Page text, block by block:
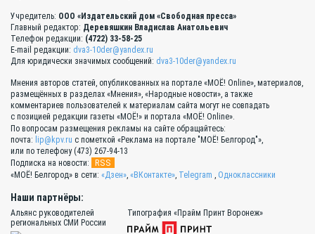
Учредитель: ООО «Издательский дом «Свободная пресса»
Главный редактор: Деревяшкин Владислав Анатольевич
Телефон редакции: (4722) 33-58-25
E-mail редакции: dva3-10der@yandex.ru
Для юридически значимых сообщений: dva3-10der@yandex.ru
Мнения авторов статей, опубликованных на портале «МОЁ! Online», материалов,
размещённых в разделах «Мнения», «Народные новости», а также
комментариев пользователей к материалам сайта могут не совпадать
с позицией редакции газеты «МОЁ!» и портала «МОЁ! Online».
По вопросам размещения рекламы на сайте обращайтесь:
почта: lip@kpv.ru с пометкой «Реклама на портале "МОЁ! Белгород"»,
или по телефону (473) 267-94-13
Подписка на новости:
RSS
«МОЁ! Белгород» в сети: «Дзен» «ВКонтакте» Telegram Одноклассники
Наши партнёры:
Альянс руководителей
региональных СМИ России
Типография «Прайм Принт Воронеж»